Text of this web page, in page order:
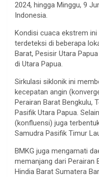
2024, hingga Minggu, 9
Indonesia.
Kondisi cuaca ekstrem
terdeteksi di beberapa
Barat, Pesisir Utara
di Utara Papua.
Sirkulasi siklonik ini
kecepatan angin
Perairan Barat Bengkulu,
Pasifik Utara Papua.
(konfluensi) juga
Samudra Pasifik Timur
BMKG juga mengamati
memanjang dari Perairan
Hindia Barat Sumatera